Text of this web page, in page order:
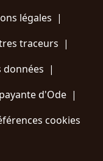
légales |
traceurs |
données |
d'Ode |
cookies